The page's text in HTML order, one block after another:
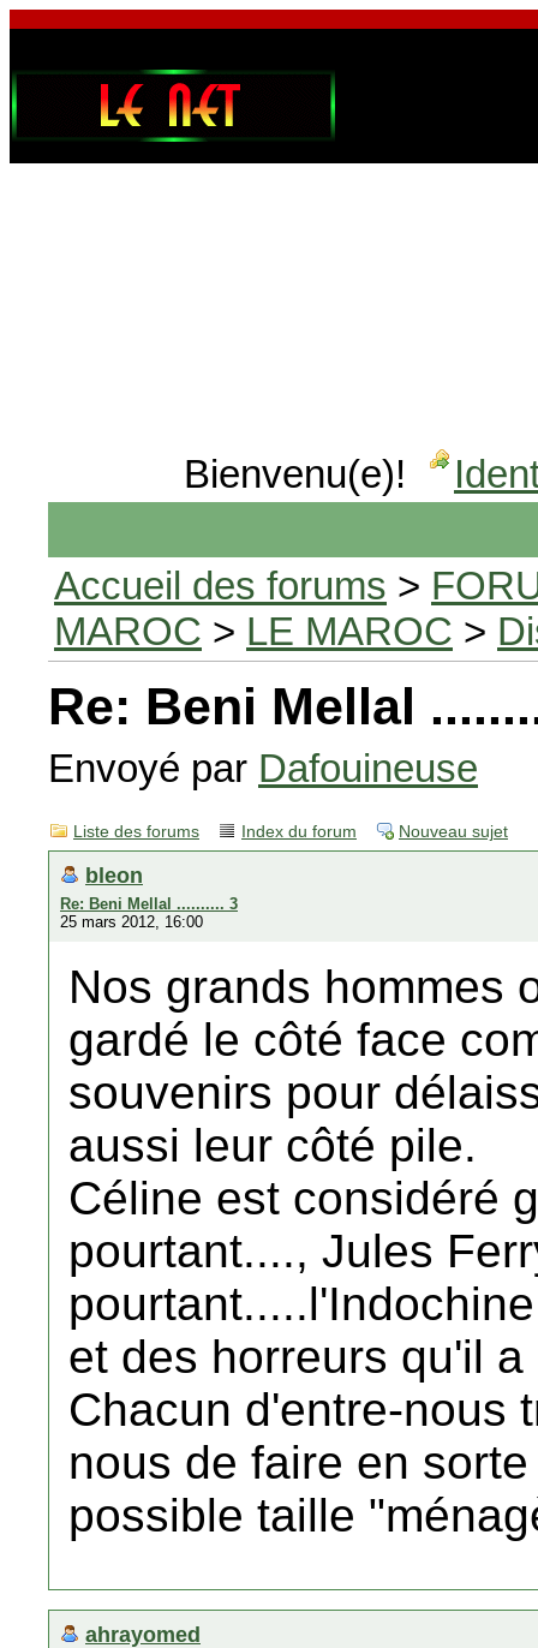
Bienvenu(e)!
Accueil des forums >
MAROC > LE MAROC >
Re: Beni Mellal
Envoyé par Dafouineuse
Liste des forums Index du forum Nouveau sujet
bleon
Re: Beni Mellal .......... 3
25 mars 2012, 16:00
Nos grands hommes
gardé le côté face
souvenirs pour
aussi leur côté pile.
Céline est considéré
pourtant...., Jules
et des horreurs qu'il
Chacun d'entre-nous
nous de faire en
possible taille
ahrayomed